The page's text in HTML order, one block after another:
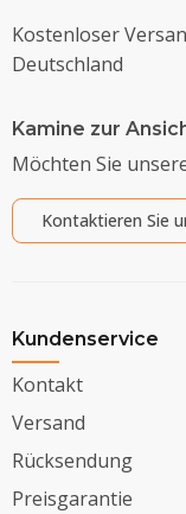
Kostenloser
Deutschland
Kamine zur
Möchten Sie
Kontaktieren Sie
Kundenservice
Kontakt
Versand
Rücksendung
Preisgarantie